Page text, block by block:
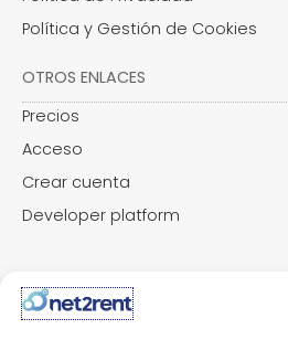
Política y Gestión de Cookies
OTROS ENLACES
Precios
Acceso
Crear cuenta
Developer platform